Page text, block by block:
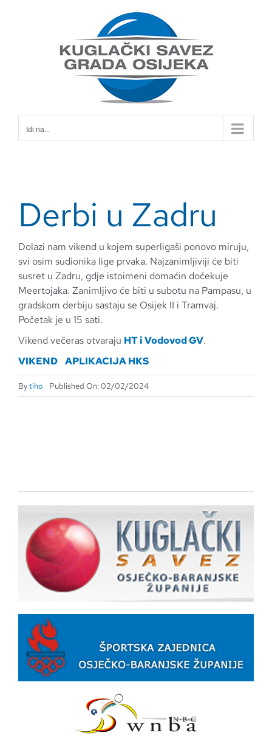
Idi na...
Derbi u Zadru
Dolazi nam vikend u kojem superligaši ponovo miruju,
svi osim sudionika lige prvaka. Najzanimljiviji će biti
susret u Zadru, gdje istoimeni domaćin dočekuje
Meertojaka. Zanimljivo će biti u subotu na Pampasu, u
gradskom derbiju sastaju se Osijek II i Tramvaj.
Početak je u 15 sati.
Vikend večeras otvaraju HT i Vodovod GV.
VIKEND APLIKACIJA HKS
Bytiho Published On: 02/02/2024